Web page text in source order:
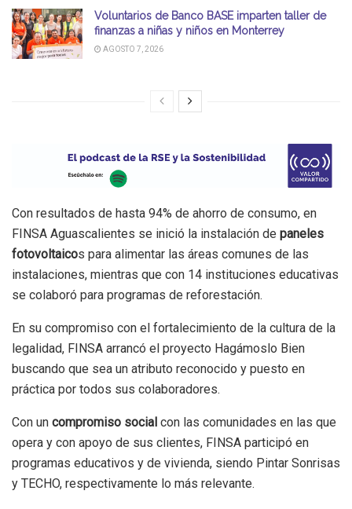
Voluntarios de Banco BASE imparten taller de
finanzas a niñas y niños en Monterrey
AGOSTO 7, 2026
Con resultados de hasta 94% de ahorro de consumo, en
FINSA Aguascalientes se inició la instalación de paneles
fotovoltaicos para alimentar las áreas comunes de las
instalaciones, mientras que con 14 instituciones educativas
se colaboró para programas de reforestación.
En su compromiso con el fortalecimiento de la cultura de la
legalidad, FINSA arrancó el proyecto Hagámoslo Bien
buscando que sea un atributo reconocido y puesto en
práctica por todos sus colaboradores.
Con un compromiso social con las comunidades en las que
opera y con apoyo de sus clientes, FINSA participó en
programas educativos y de vivienda, siendo Pintar Sonrisas
y TECHO, respectivamente lo más relevante.